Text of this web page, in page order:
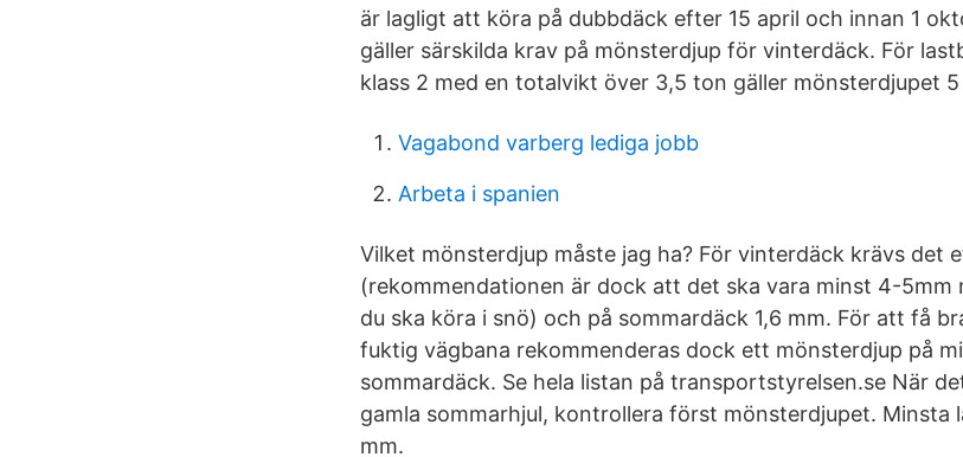
är lagligt att köra på dubbdäck efter 15 april och innan 1
gäller särskilda krav på mönsterdjup för vinterdäck. För
klass 2 med en totalvikt över 3,5 ton gäller mönsterdjupet 5
Vagabond varberg lediga jobb
Arbeta i spanien
Vilket mönsterdjup måste jag ha? För vinterdäck krävs det
(rekommendationen är dock att det ska vara minst 4-5mm
du ska köra i snö) och på sommardäck 1,6 mm. För att få
fuktig vägbana rekommenderas dock ett mönsterdjup på
sommardäck. Se hela listan på transportstyrelsen.se När
gamla sommarhjul, kontrollera först mönsterdjupet. Minsta
mm.